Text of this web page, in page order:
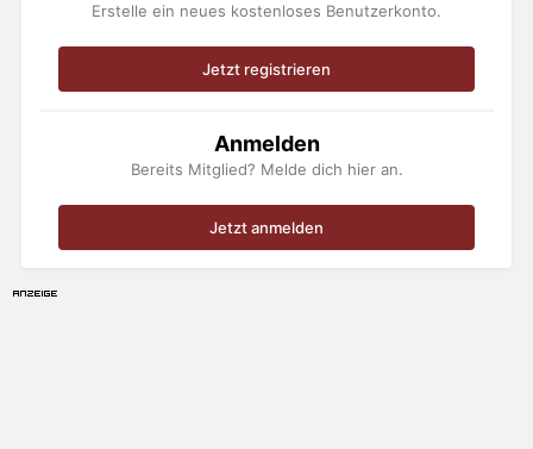
Erstelle ein neues kostenloses Benutzerkonto.
Jetzt registrieren
Anmelden
Bereits Mitglied? Melde dich hier an.
Jetzt anmelden